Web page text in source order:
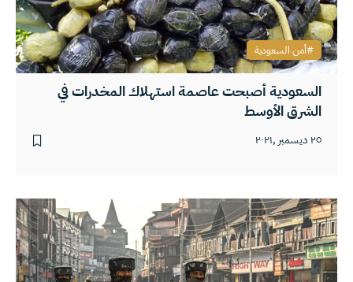
السعودية أصبحت عاصمة استهلاك المخدرات في
الشرق الأوسط
٢٥ ديسمبر ,٢٠٢١
أمن السعودية